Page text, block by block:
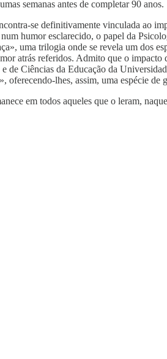
semanas antes de completar 90 anos.
se definitivamente vinculada ao
humor esclarecido, o papel da
uma trilogia onde se revela um dos
atrás referidos. Admito que o
de Ciências da Educação da
oferecendo-lhes, assim, uma espécie
em todos aqueles que o leram,